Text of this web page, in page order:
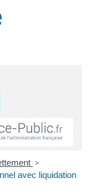
>
avec liquidation